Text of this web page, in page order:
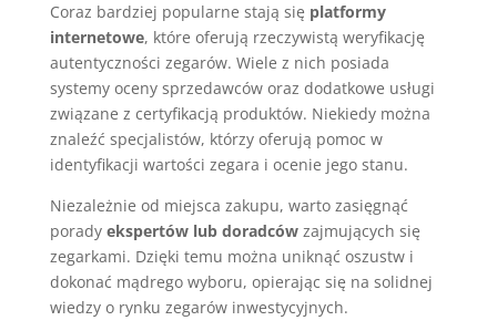
Coraz bardziej popularne stają się platformy
internetowe, które oferują rzeczywistą weryfikację
autentyczności zegarów. Wiele z nich posiada
systemy oceny sprzedawców oraz dodatkowe usługi
związane z certyfikacją produktów. Niekiedy można
znaleźć specjalistów, którzy oferują pomoc w
identyfikacji wartości zegara i ocenie jego stanu.
Niezależnie od miejsca zakupu, warto zasięgnąć
porady ekspertów lub doradcówzajmujących się
zegarkami. Dzięki temu można uniknąć oszustw i
dokonać mądrego wyboru, opierając się na solidnej
wiedzy o rynku zegarów inwestycyjnych.